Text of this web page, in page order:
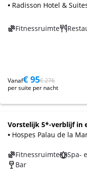
• Radisson Hotel &
Fitnessruimte
Vanaf€ 95€ 276
per suite per nacht
Vorstelijk 5*-verblijf in
• Hospes Palau de la
Fitnessruimte Spa-
Bar